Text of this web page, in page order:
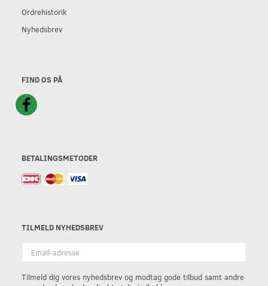
Ordrehistorik
Nyhedsbrev
FIND OS PÅ
BETALINGSMETODER
TILMELD NYHEDSBREV
adresse
Tilmeld dig vores nyhedsbrev og modtag gode tilbud samt andre